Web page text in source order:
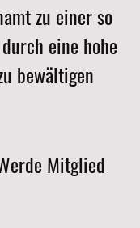
zu einer so
eine hohe
bewältigen
Mitglied